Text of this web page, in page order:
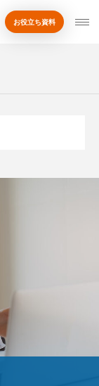
お役立ち資料